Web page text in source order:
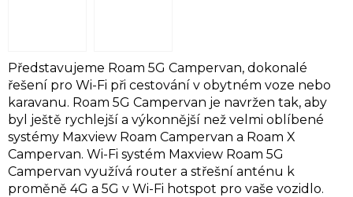
Představujeme Roam 5G Campervan, dokonalé
řešení pro Wi-Fi při cestování v obytném voze nebo
karavanu. Roam 5G Campervan je navržen tak, aby
byl ještě rychlejší a výkonnější než velmi oblíbené
systémy Maxview Roam Campervan a Roam X
Campervan. Wi-Fi systém Maxview Roam 5G
Campervan využívá router a střešní anténu k
proměně 4G a 5G v Wi-Fi hotspot pro vaše vozidlo.